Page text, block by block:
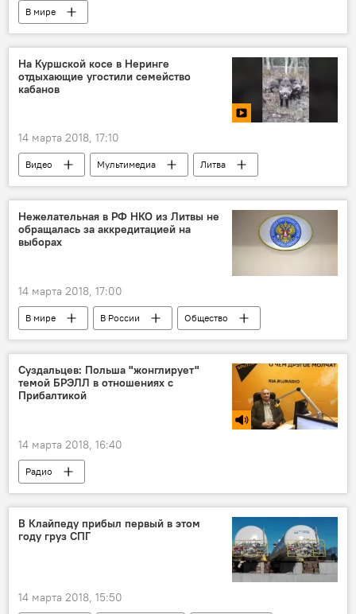
В мире
Игналинская АЭС: игрушка в руках политиков
Литва
Белоруссия
Андрюс Пулокас
МИД Беларуси
На Куршской косе в Неринге
отдыхающие угостили семейство
кабанов
14 марта 2018, 17:10
Видео Мультимедиа
Литва
Неринга
кабан животные
Нежелательная в РФ НКО из Литвы не
обращалась за аккредитацией на
выборах
14 марта 2018, 17:00
В мире В России
Общество
Президентские выборы в России
Литва
Россия
президентские выборы
наблюдатели
Суздальцев: Польша "жонглирует"
темой БРЭЛЛ в отношениях с
Прибалтикой
14 марта 2018, 16:40
Радио
Энергостратегия Литвы и выход из БРЭЛЛ
Варшава
страны Балтии
Андрей Суздальцев
В Клайпеду прибыл первый в этом
году груз СПГ
14 марта 2018, 15:50